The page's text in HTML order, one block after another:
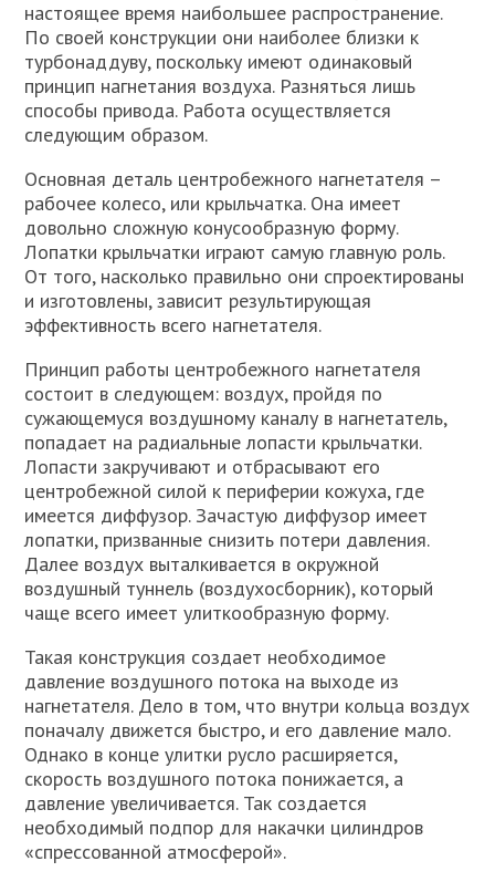
настоящее время наибольшее распространение.
По своей конструкции они наиболее близки к
турбонаддуву, поскольку имеют одинаковый
принцип нагнетания воздуха. Разняться лишь
способы привода. Работа осуществляется
следующим образом.
Основная деталь центробежного нагнетателя –
рабочее колесо, или крыльчатка. Она имеет
довольно сложную конусообразную форму.
Лопатки крыльчатки играют самую главную роль.
От того, насколько правильно они спроектированы
и изготовлены, зависит результирующая
эффективность всего нагнетателя.
Принцип работы центробежного нагнетателя
состоит в следующем: воздух, пройдя по
сужающемуся воздушному каналу в нагнетатель,
попадает на радиальные лопасти крыльчатки.
Лопасти закручивают и отбрасывают его
центробежной силой к периферии кожуха, где
имеется диффузор. Зачастую диффузор имеет
лопатки, призванные снизить потери давления.
Далее воздух выталкивается в окружной
воздушный туннель (воздухосборник), который
чаще всего имеет улиткообразную форму.
Такая конструкция создает необходимое
давление воздушного потока на выходе из
нагнетателя. Дело в том, что внутри кольца воздух
поначалу движется быстро, и его давление мало.
Однако в конце улитки русло расширяется,
скорость воздушного потока понижается, а
давление увеличивается. Так создается
необходимый подпор для накачки цилиндров
«спрессованной атмосферой».